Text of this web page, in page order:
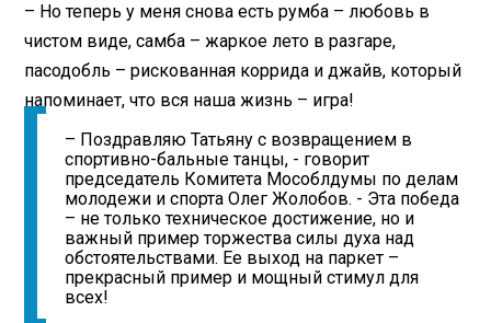
– Но теперь у меня снова есть румба – любовь в
чистом виде, самба – жаркое лето в разгаре,
пасодобль – рискованная коррида и джайв, который
напоминает, что вся наша жизнь – игра!
– Поздравляю Татьяну с возвращением в
спортивно-бальные танцы, - говорит
председатель Комитета Мособлдумы по делам
молодежи и спорта Олег Жолобов. - Эта победа
– не только техническое достижение, но и
важный пример торжества силы духа над
обстоятельствами. Ее выход на паркет –
прекрасный пример и мощный стимул для
всех!